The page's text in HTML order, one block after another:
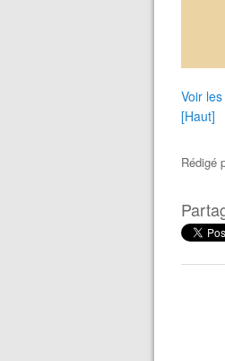
Voir
[Haut]
Rédigé